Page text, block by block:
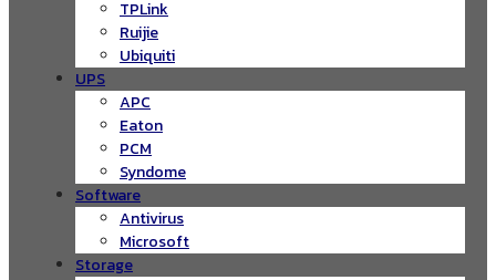
TPLink
Ruijie
Ubiquiti
UPS
APC
Eaton
PCM
Syndome
Software
Antivirus
Microsoft
Storage